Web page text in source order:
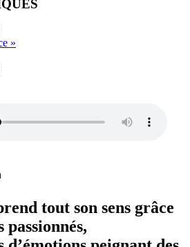
»
tout son sens grâce
passionnés,